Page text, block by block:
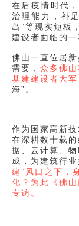
在后疫情时代
治理能力，补
岛”等现实短板
建设者面临的一
佛山一直位居
需要， 众多佛
基建建设者大军
海”。
作为国家高新
在深耕数十载
据、云计算、
成，为建筑行
建”风口之下，
化？为此《佛
专访。